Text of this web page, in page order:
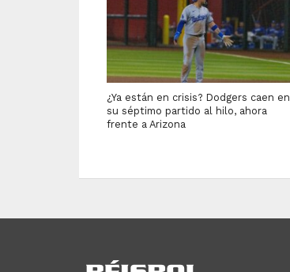
¿Ya están en crisis? Dodgers caen en
su séptimo partido al hilo, ahora
frente a Arizona